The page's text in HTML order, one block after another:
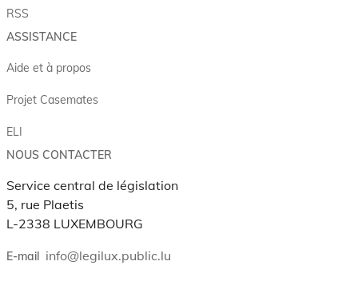
RSS
ASSISTANCE
Aide et à propos
Projet Casemates
ELI
NOUS CONTACTER
Service central de législation
5, rue Plaetis
L-2338 LUXEMBOURG
E-mail info@legilux.public.lu